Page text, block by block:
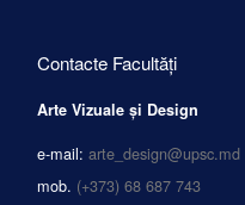
Contacte Facultăți
Arte Vizuale și Design
e-mail: arte_design@upsc.md
mob. (+373) 68 687 743